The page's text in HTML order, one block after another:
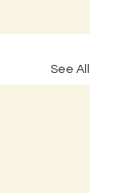
See All